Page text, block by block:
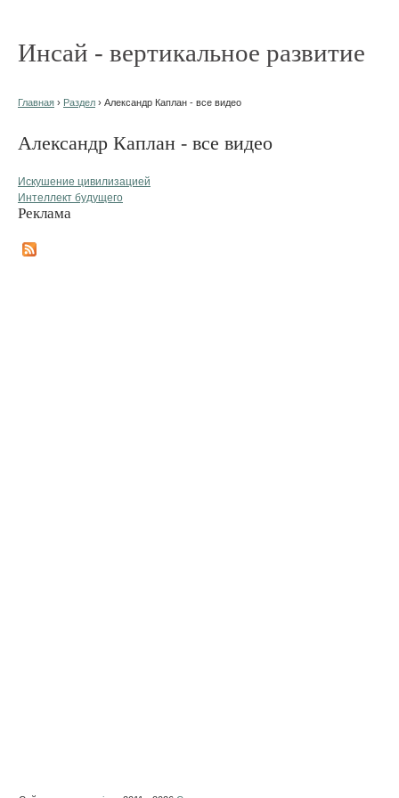
Инсай - вертикальное развитие
Главная › Раздел › Александр Каплан - все видео
Александр Каплан - все видео
Искушение цивилизацией
Интеллект будущего
Реклама